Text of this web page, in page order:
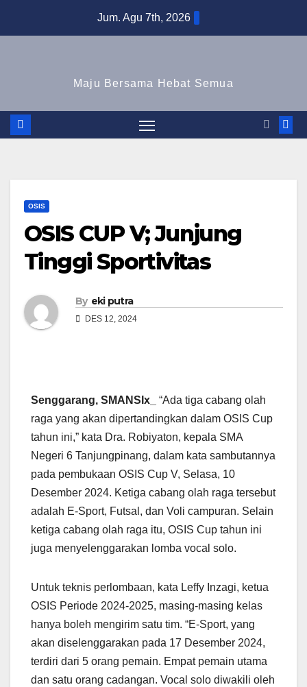
Jum. Agu 7th, 2026
Maju Bersama Hebat Semua
OSIS
OSIS CUP V; Junjung
Tinggi Sportivitas
By eki putra
DES 12, 2024
Senggarang, SMANSIx_
“Ada tiga cabang olah
raga yang akan dipertandingkan dalam OSIS Cup
tahun ini,” kata Dra. Robiyaton, kepala SMA
Negeri 6 Tanjungpinang, dalam kata sambutannya
pada pembukaan OSIS Cup V, Selasa, 10
Desember 2024. Ketiga cabang olah raga tersebut
adalah E-Sport, Futsal, dan Voli campuran. Selain
ketiga cabang olah raga itu, OSIS Cup tahun ini
juga menyelenggarakan lomba vocal solo.
Untuk teknis perlombaan, kata Leffy Inzagi, ketua
OSIS Periode 2024-2025, masing-masing kelas
hanya boleh mengirim satu tim. “E-Sport, yang
akan diselenggarakan pada 17 Desember 2024,
terdiri dari 5 orang pemain. Empat pemain utama
dan satu orang cadangan. Vocal solo diwakili oleh